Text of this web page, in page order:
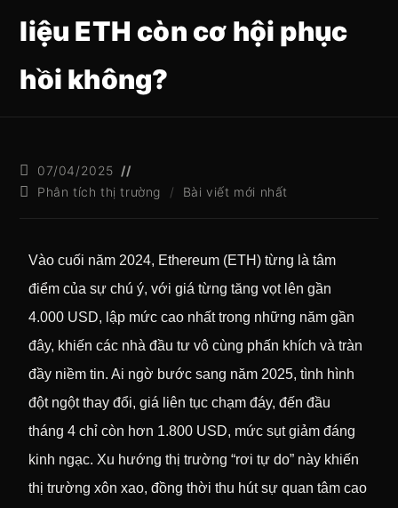
liệu ETH còn cơ hội phục
hồi không?
07/04/2025
Phân tích thị trường
/ Bài viết mới nhất
Vào cuối năm 2024, Ethereum (ETH) từng là tâm
điểm của sự chú ý, với giá từng tăng vọt lên gần
4.000 USD, lập mức cao nhất trong những năm gần
đây, khiến các nhà đầu tư vô cùng phấn khích và tràn
đầy niềm tin. Ai ngờ bước sang năm 2025, tình hình
đột ngột thay đổi, giá liên tục chạm đáy, đến đầu
tháng 4 chỉ còn hơn 1.800 USD, mức sụt giảm đáng
kinh ngạc. Xu hướng thị trường “rơi tự do” này khiến
thị trường xôn xao, đồng thời thu hút sự quan tâm cao